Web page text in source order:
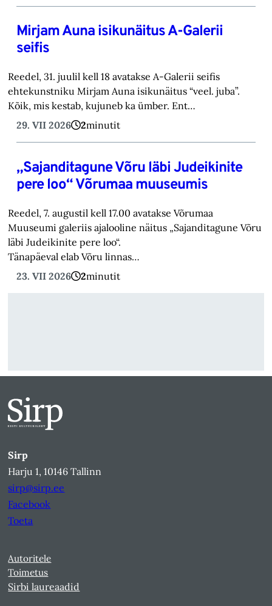
Mirjam Auna isikunäitus A-Galerii
seifis
Reedel, 31. juulil kell 18 avatakse A-Galerii seifis
ehtekunstniku Mirjam Auna isikunäitus “veel. juba”.
Kõik, mis kestab, kujuneb ka ümber. Ent…
29. VII 2026
2minutit
„Sajanditagune Võru läbi Judeikinite
pere loo“ Võrumaa muuseumis
Reedel, 7. augustil kell 17.00 avatakse Võrumaa
Muuseumi galeriis ajalooline näitus „Sajanditagune Võru
läbi Judeikinite pere loo“.
Tänapäeval elab Võru linnas…
23. VII 2026
2minutit
Sirp
Harju 1, 10146 Tallinn
sirp@sirp.ee
Facebook
Toeta
Autoritele
Toimetus
Sirbi laureaadid